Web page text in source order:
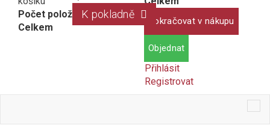
K pokladně
Počet položek:
Celkem
Pokračovat v nákupu
Objednat
Přihlásit
Registrovat